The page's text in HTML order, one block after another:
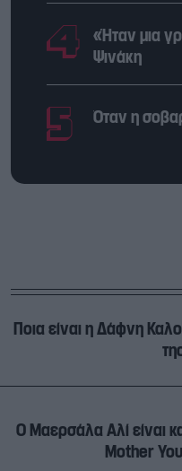
«Ήταν μια
Ψινάκη
Όταν η
Ποια είναι η Δάφνη
Ο Μαερσάλα Αλί είναι
Mother